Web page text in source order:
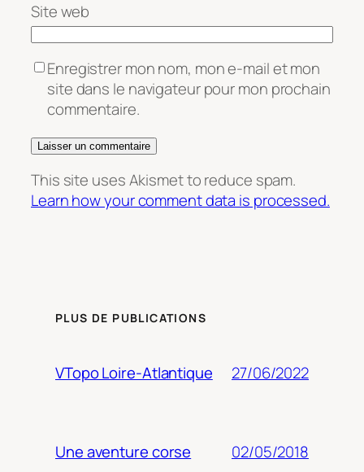
Site web
Enregistrer mon nom, mon e-mail et mon
site dans le navigateur pour mon prochain
commentaire.
This site uses Akismet to reduce spam.
Learn how your comment data is processed.
PLUS DE PUBLICATIONS
VTopo Loire-Atlantique 27/06/2022
Une aventure corse 02/05/2018